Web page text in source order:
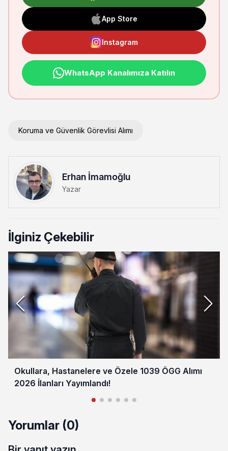
App Store
Instagram
WhatsApp Kanalımıza Katılın
Koruma ve Güvenlik Görevlisi Alımı
Erhan İmamoğlu
Yazar
İlginiz Çekebilir
Okullara, Hastanelere ve Özele 1039 ÖGG Alımı
2026 İlanları Yayımlandı!
Yorumlar (0)